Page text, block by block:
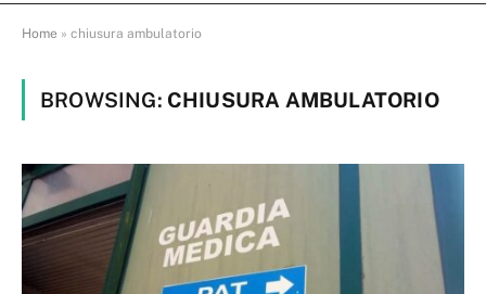
Home » chiusura ambulatorio
BROWSING: CHIUSURA AMBULATORIO